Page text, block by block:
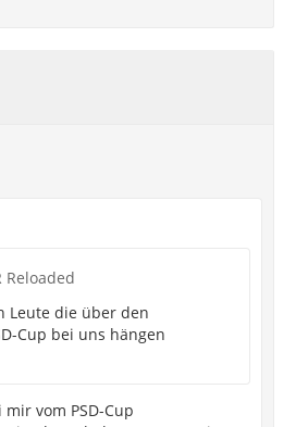
Reloaded
Leute die über den
Cup bei uns hängen
vom PSD-Cup